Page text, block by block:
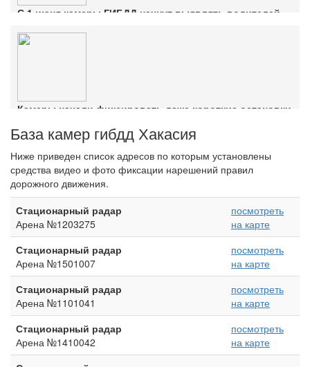
С 1 июня камеры ГИБДД начнут выявлять водителей
Ознакомиться с деталями
Камеры начали фиксировать даже короткие остановки
База камер гибдд Хакасия
Ниже приведен список адресов по которым установлены
средства видео и фото фиксации нарешений правил
дорожного движения.
Стационарный радар
Арена №1203275
посмотреть
на карте
Стационарный радар
Арена №1501007
посмотреть
на карте
Стационарный радар
Арена №1101041
посмотреть
на карте
Стационарный радар
Арена №1410042
посмотреть
на карте